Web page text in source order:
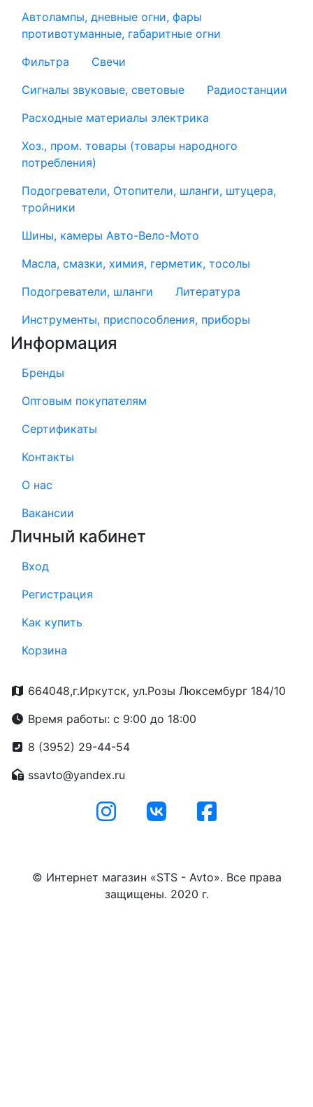
Автолампы, дневные огни, фары
противотуманные, габаритные огни
Фильтра
Свечи
Сигналы звуковые, световые
Радиостанции
Расходные материалы электрика
Хоз., пром. товары (товары народного
потребления)
Подогреватели, Отопители, шланги, штуцера,
тройники
Шины, камеры Авто-Вело-Мото
Масла, смазки, химия, герметик, тосолы
Подогреватели, шланги
Литература
Инструменты, приспособления, приборы
Информация
Бренды
Оптовым покупателям
Сертификаты
Контакты
О нас
Вакансии
Личный кабинет
Вход
Регистрация
Как купить
Корзина
664048,г.Иркутск, ул.Розы Люксембург 184/10
Время работы: с 9:00 до 18:00
8 (3952) 29-44-54
ssavto@yandex.ru
© Интернет магазин «STS - Avto». Все права
защищены. 2020 г.